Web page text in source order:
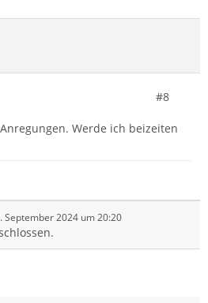
#8
Werde ich beizeiten
September 2024 um 20:20